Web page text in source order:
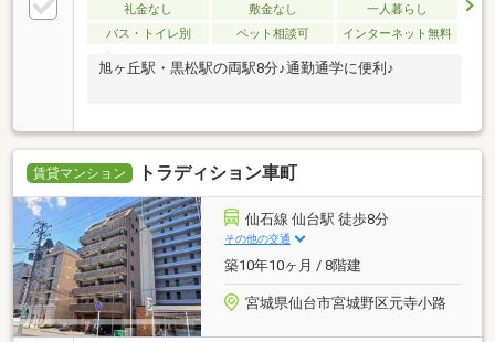
礼金なし 敷金なし
一人暮らし
バス・トイレ別
ペット相談可 インターネット無料
旭ヶ丘駅・黒松駅の両駅8分♪通勤通学に便利♪
賃貸マンション トラディション車町
仙石線 仙台駅 徒歩8分
その他の交通
築10年10ヶ月 / 8階建
宮城県仙台市宮城野区元寺小路